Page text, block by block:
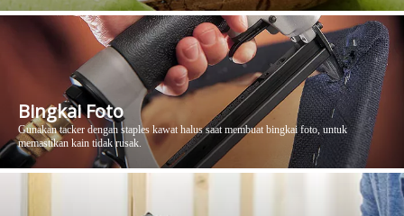
Bingkai Foto
Gunakan tacker dengan staples kawat halus saat membuat bingkai foto, untuk
memastikan kain tidak rusak.